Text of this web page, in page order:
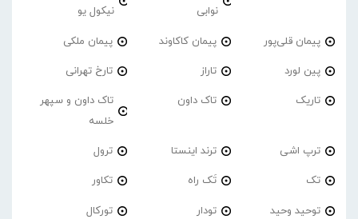
نوابی
نیکول یو
پیمان قلی‌پور پیمان کاکاوند پیمان ملکی
پین لورد تاراز تارخ تهرانی
تاریک تاک داون
تاک داون و سپهر
خلسه
ترپ اشی ترند اینستا ترول
تک تَک راه تکاور
توحید وحید تودار تورکال